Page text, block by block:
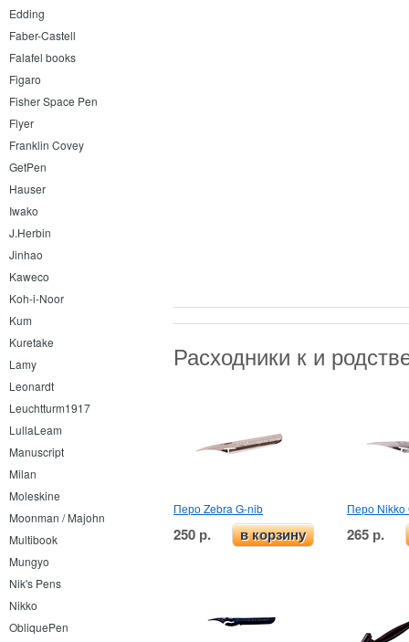
Edding
Faber-Castell
Falafel books
Figaro
Fisher Space Pen
Flyer
Franklin Covey
GetPen
Hauser
Iwako
J.Herbin
Jinhao
Kaweco
Koh-i-Noor
Kum
Kuretake
Lamy
Leonardt
Leuchtturm1917
LullaLeam
Manuscript
Milan
Moleskine
Moonman / Majohn
Multibook
Mungyo
Nik's Pens
Nikko
ObliquePen
Расходники к и
Перо Zebra G-nib
250 р. в корзину
Перо Nikko
265 р.